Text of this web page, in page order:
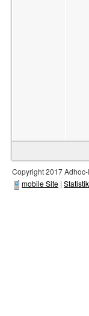
Copyright 2017
mobile Site | Statistik